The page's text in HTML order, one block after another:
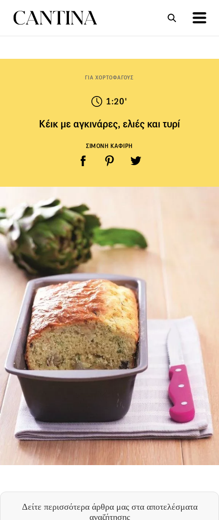
ΓΙΑ ΧΟΡΤΟΦΑΓΟΥΣ
1:20'
Κέικ με αγκινάρες, ελιές και τυρί
ΣΙΜΟΝΗ ΚΑΦΙΡΗ
Δείτε περισσότερα άρθρα μας στα αποτελέσματα
αναζήτησης